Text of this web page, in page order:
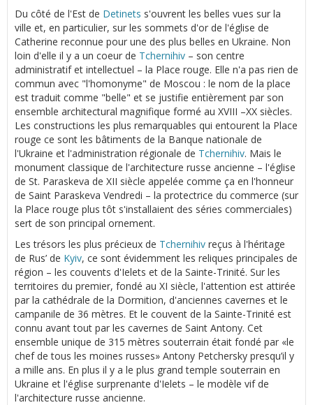
Du côté de l'Est de Detinets s'ouvrent les belles vues sur la
ville et, en particulier, sur les sommets d'or de l'église de
Catherine reconnue pour une des plus belles en Ukraine. Non
loin d'elle il y a un coeur de Tchernihiv – son centre
administratif et intellectuel – la Place rouge. Elle n'a pas rien de
commun avec "l'homonyme" de Moscou : le nom de la place
est traduit comme "belle" et se justifie entièrement par son
ensemble architectural magnifique formé au XVIII –XX siècles.
Les constructions les plus remarquables qui entourent la Place
rouge ce sont les bâtiments de la Banque nationale de
l'Ukraine et l'administration régionale de Tchernihiv. Mais le
monument classique de l'architecture russe ancienne – l'église
de St. Paraskeva de XII siècle appelée comme ça en l'honneur
de Saint Paraskeva Vendredi – la protectrice du commerce (sur
la Place rouge plus tôt s'installaient des séries commerciales)
sert de son principal ornement.
Les trésors les plus précieux de Tchernihiv reçus à l'héritage
de Rus’ de Kyiv, ce sont évidemment les reliques principales de
région – les couvents d'Ielets et de la Sainte-Trinité. Sur les
territoires du premier, fondé au XI siècle, l'attention est attirée
par la cathédrale de la Dormition, d'anciennes cavernes et le
campanile de 36 mètres. Et le couvent de la Sainte-Trinité est
connu avant tout par les cavernes de Saint Antony. Cet
ensemble unique de 315 mètres souterrain était fondé par «le
chef de tous les moines russes» Antony Petchersky presqu’il y
a mille ans. En plus il y a le plus grand temple souterrain en
Ukraine et l'église surprenante d'Ielets – le modèle vif de
l'architecture russe ancienne.